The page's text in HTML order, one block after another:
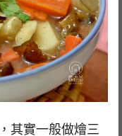
其實一般做燴三